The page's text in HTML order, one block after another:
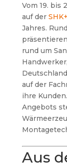
Vom 19. bis
auf der
Jahres.
rund um
auf der
ihre
Angebots
Aus